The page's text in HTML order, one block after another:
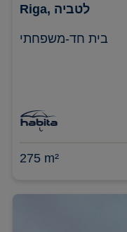
Riga, לטביה
בית חד-משפחתי
275 m²